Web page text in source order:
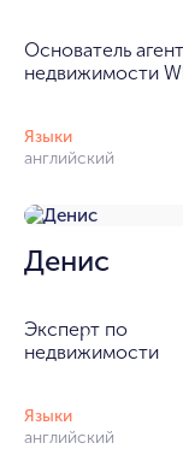
Основатель
недвижимости
Языки
английский
Денис
Эксперт по
недвижимости
Языки
английский